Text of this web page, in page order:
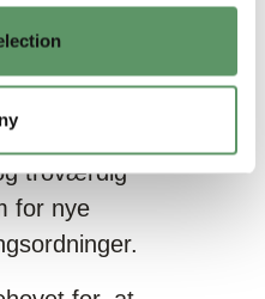
peget på
deltagerne
troværdig
for nye